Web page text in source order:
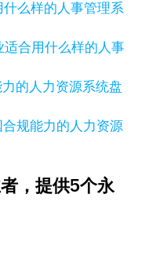
合用什么样的人事
规能力的人力资源
，提供5个永